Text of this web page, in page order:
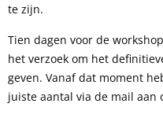
te zijn.
Tien dagen voor de
het verzoek om het
geven. Vanaf dat moment
juiste aantal via de mail aan